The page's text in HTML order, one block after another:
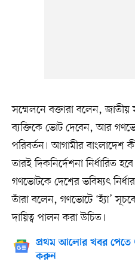
সম্মেলনে বক্তারা বলেন,
ব্যক্তিকে ভোট দেবেন, আর
পরিবর্তন। আগামীর বাংলাদেশ
তারই দিকনির্দেশনা নির্ধারিত
গণভোটকে দেশের ভবিষ্যৎ
তাঁরা বলেন, গণভোটে ‘হ্যাঁ’
দায়িত্ব পালন করা উচিত।
প্রথম আলোর খবর
করুন